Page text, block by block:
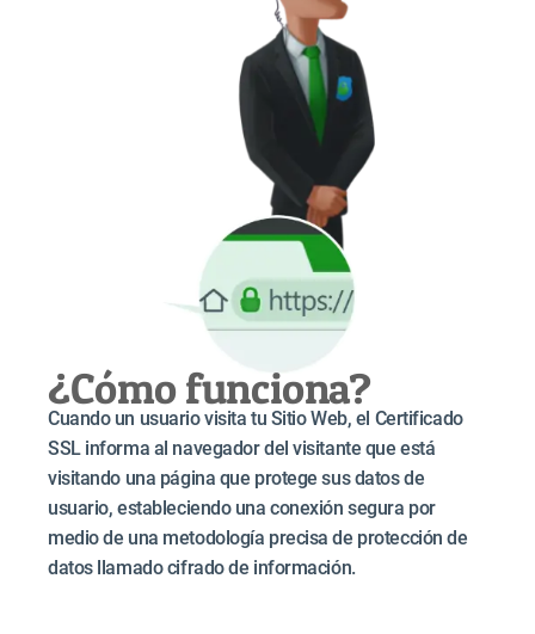
¿Cómo funciona?
Cuando un usuario visita tu Sitio Web, el Certificado
SSL informa al navegador del visitante que está
visitando una página que protege sus datos de
usuario, estableciendo una conexión segura por
medio de una metodología precisa de protección de
datos llamado cifrado de información.